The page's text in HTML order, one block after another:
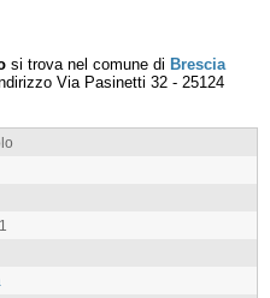
si trova nel comune di Brescia
Via Pasinetti 32 - 25124